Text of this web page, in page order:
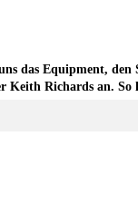
das Equipment,
Keith Richards an.